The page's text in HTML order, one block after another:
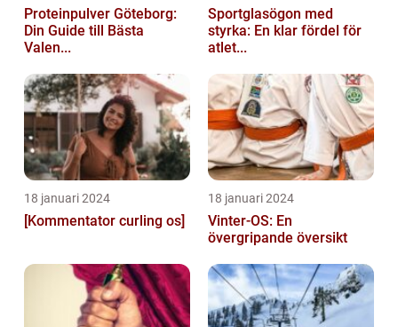
Proteinpulver Göteborg:
Din Guide till Bästa
Valen...
Sportglasögon med
styrka: En klar fördel för
atlet...
18 januari 2024
[Kommentator curling os]
18 januari 2024
Vinter-OS: En
övergripande översikt